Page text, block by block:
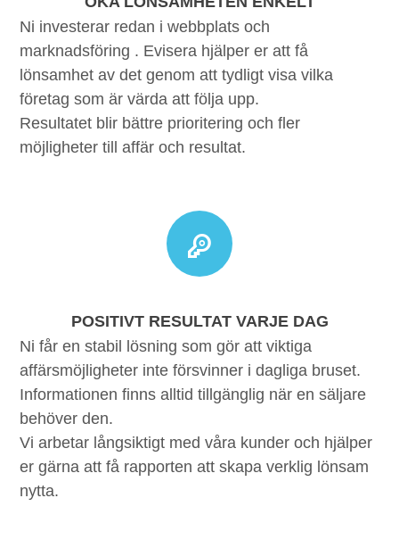
Ni investerar redan i webbplats och
marknadsföring . Evisera hjälper er att få
lönsamhet av det genom att tydligt visa vilka
företag som är värda att följa upp.
Resultatet blir bättre prioritering och fler
möjligheter till affär och resultat.
POSITIVT RESULTAT VARJE DAG
Ni får en stabil lösning som gör att viktiga
affärsmöjligheter inte försvinner i dagliga bruset.
Informationen finns alltid tillgänglig när en säljare
behöver den.
Vi arbetar långsiktigt med våra kunder och hjälper
er gärna att få rapporten att skapa verklig lönsam
nytta.